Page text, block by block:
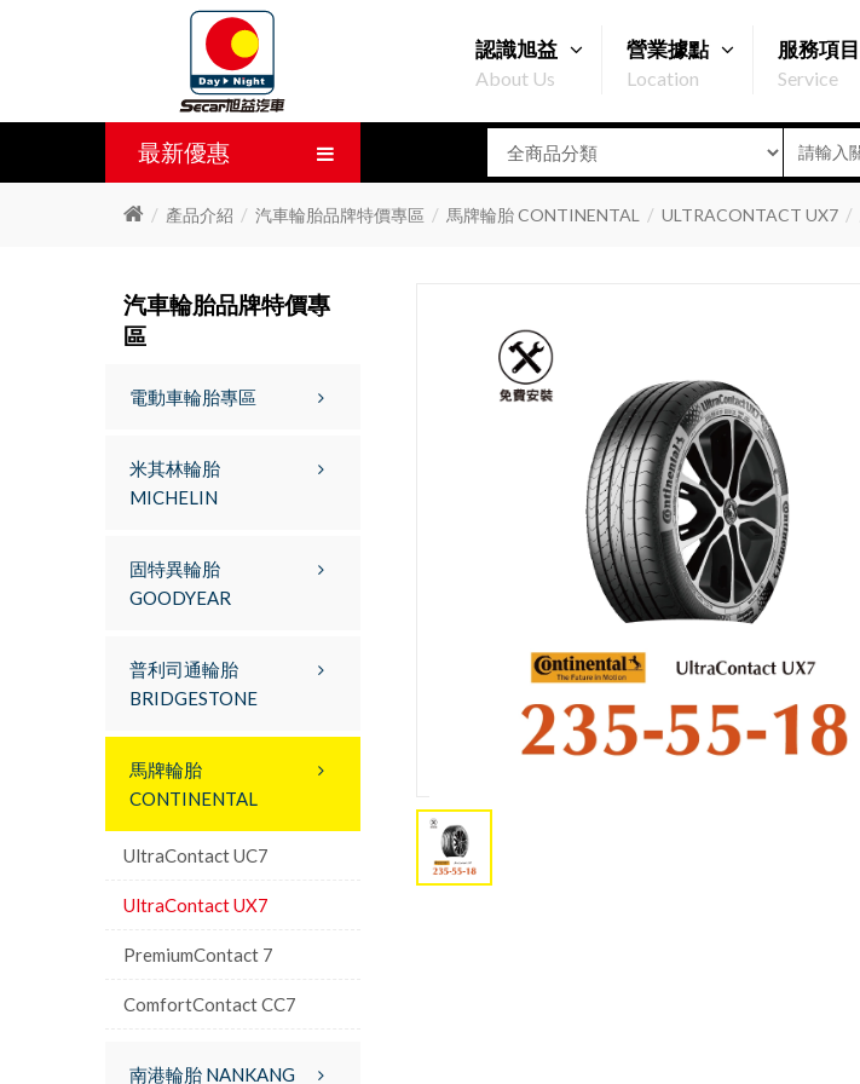
認識旭益
About Us
營業據點
Location
服務項目
Service
最新優惠
產品介紹 汽車輪胎品牌特價專區 馬牌輪胎 CONTINENTAL ULTRACONTACT UX7
汽車輪胎品牌特價專
區
電動車輪胎專區
米其林輪胎
MICHELIN
固特異輪胎
GOODYEAR
普利司通輪胎
BRIDGESTONE
馬牌輪胎
CONTINENTAL
UltraContact UC7
UltraContact UX7
PremiumContact 7
ComfortContact CC7
南港輪胎 NANKANG